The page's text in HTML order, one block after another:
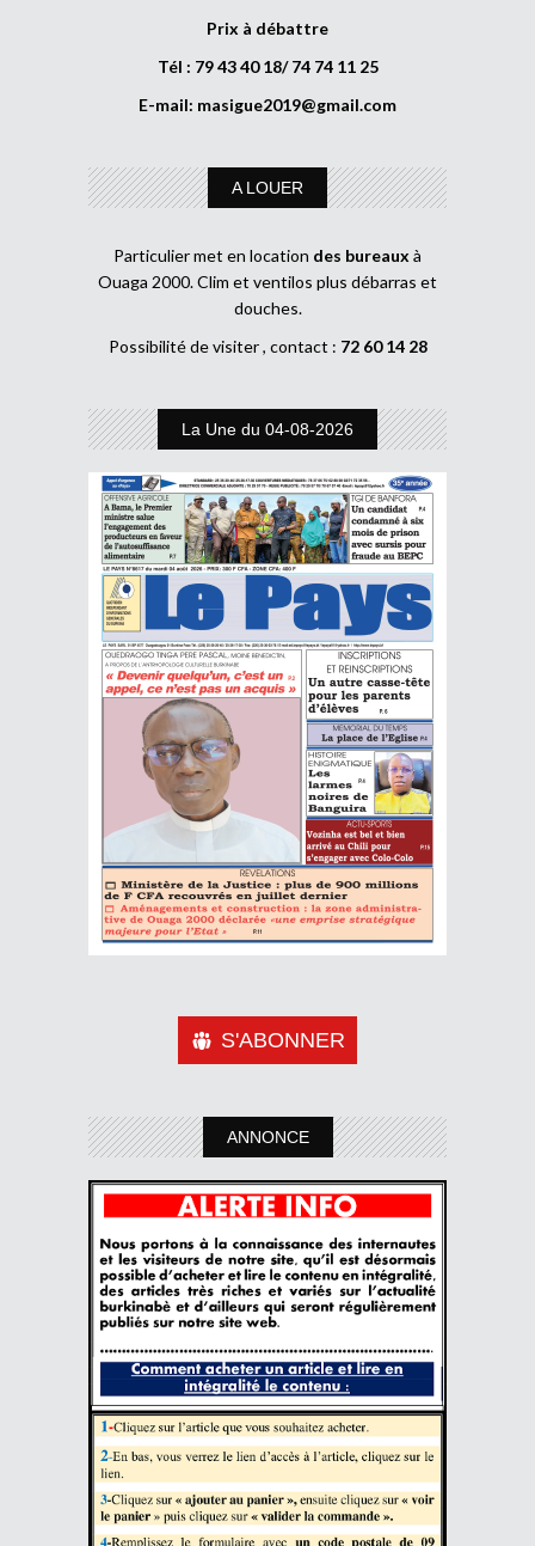
Prix à débattre
Tél : 79 43 40 18/ 74 74 11 25
E-mail: masigue2019@gmail.com
A LOUER
Particulier met en location des bureaux à
Ouaga 2000. Clim et ventilos plus débarras et
douches.
Possibilité de visiter , contact : 72 60 14 28
La Une du 04-08-2026
S'ABONNER
ANNONCE